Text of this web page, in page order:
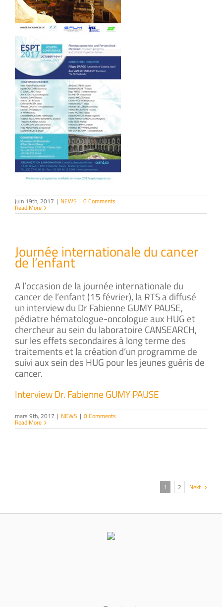
juin 19th, 2017 | NEWS | 0 Comments
Read More
Journée internationale du cancer
de l’enfant
A l’occasion de la journée internationale du
cancer de l’enfant (15 février), la RTS a diffusé
un interview du Dr Fabienne GUMY PAUSE,
pédiatre hématologue-oncologue aux HUG et
chercheur au sein du laboratoire CANSEARCH,
sur les effets secondaires à long terme des
traitements et la création d’un programme de
suivi aux sein des HUG pour les jeunes guéris de
cancer.
Interview Dr. Fabienne GUMY PAUSE
mars 9th, 2017 | NEWS | 0 Comments
Read More
1 2 Next